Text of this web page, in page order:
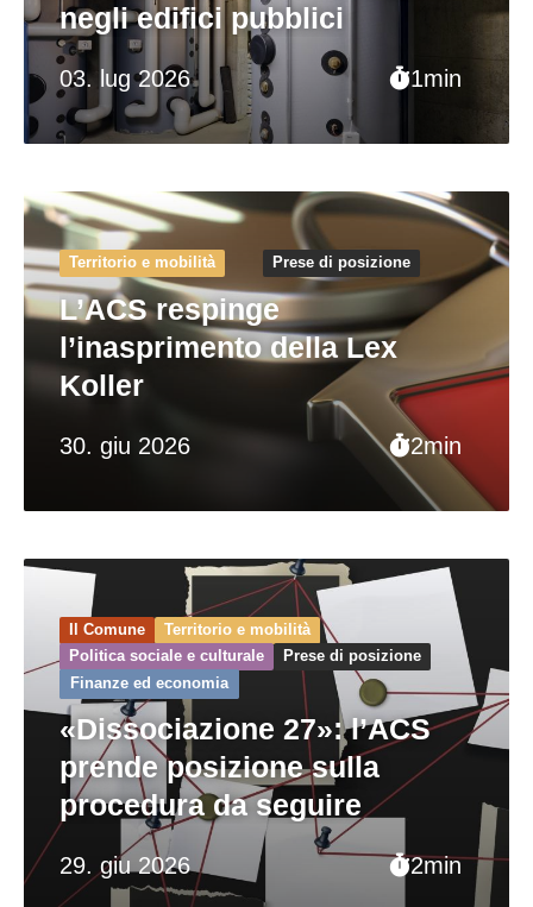
03. lug 2026 1min
negli edifici pubblici
30. giu 2026 2min
Territorio e mobilità Prese di posizione
L’ACS respinge
l’inasprimento della Lex
Koller
29. giu 2026 2min
Il Comune
Territorio e mobilità
Politica sociale e culturale
Prese di posizione
Finanze ed economia
«Dissociazione 27»: l’ACS
prende posizione sulla
procedura da seguire